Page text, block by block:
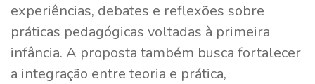
experiências, debates e reflexões sobre
práticas pedagógicas voltadas à primeira
infância. A proposta também busca fortalecer
a integração entre teoria e prática,